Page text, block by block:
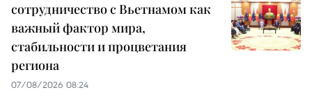
сотрудничество с Вьетнамом как
важный фактор мира,
стабильности и процветания
региона
07/08/2026 08:24